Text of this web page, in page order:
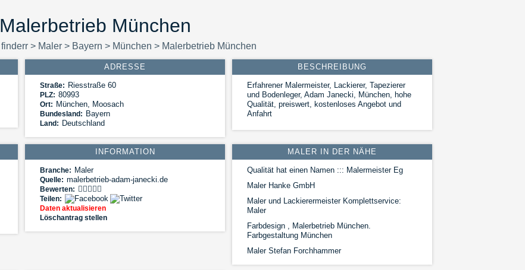
Malerbetrieb München
finderr > Maler > Bayern > München > Malerbetrieb München
ADRESSE
Straße: Riesstraße 60
PLZ: 80993
Ort: München, Moosach
Bundesland: Bayern
Land: Deutschland
BESCHREIBUNG
Erfahrener Malermeister, Lackierer, Tapezierer
und Bodenleger, Adam Janecki, München, hohe
Qualität, preiswert, kostenloses Angebot und
Anfahrt
INFORMATION
Branche: Maler
Quelle: malerbetrieb-adam-janecki.de
Bewerten:
Teilen:
Daten aktualisieren
Löschantrag stellen
MALER IN DER NÄHE
Qualität hat einen Namen ::: Malermeister Eg
Maler Hanke GmbH
Maler und Lackierermeister Komplettservice:
Maler
Farbdesign , Malerbetrieb München.
Farbgestaltung München
Maler Stefan Forchhammer